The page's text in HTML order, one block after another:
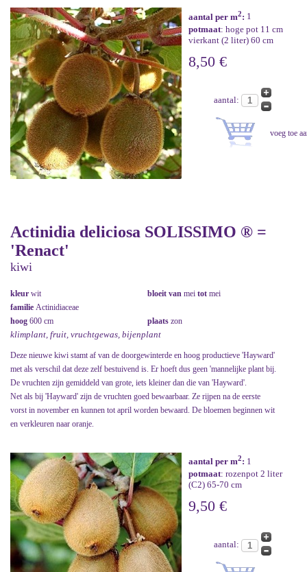
aantal per m2: 1
potmaat: hoge pot 11 cm
vierkant (2 liter) 60 cm
8,50 €
aantal:
Actinidia deliciosa SOLISSIMO ® =
'Renact'
kiwi
kleur wit bloeit van mei tot mei
familie Actinidiaceae
hoog 600 cm plaats zon
klimplant, fruit, vruchtgewas, bijenplant
Deze nieuwe kiwi stamt af van de doorgewinterde en hoog productieve 'Hayward'
met als verschil dat deze zelf bestuivend is. Er hoeft dus geen 'mannelijke plant bij.
De vruchten zijn gemiddeld van grote, iets kleiner dan die van 'Hayward'.
Net als bij 'Hayward' zijn de vruchten goed bewaarbaar. Ze rijpen na de eerste
vorst in november en kunnen tot april worden bewaard. De bloemen beginnen wit
en verkleuren naar oranje.
aantal per m2: 1
potmaat: rozenpot 2 liter
(C2) 65-70 cm
9,50 €
aantal: